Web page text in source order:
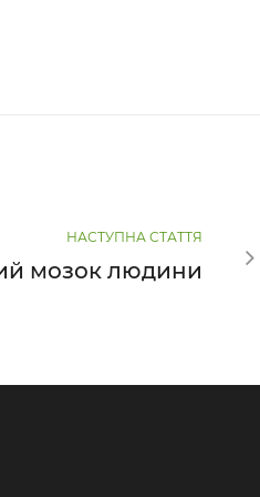
НАСТУПНА СТАТТЯ
мозок людини